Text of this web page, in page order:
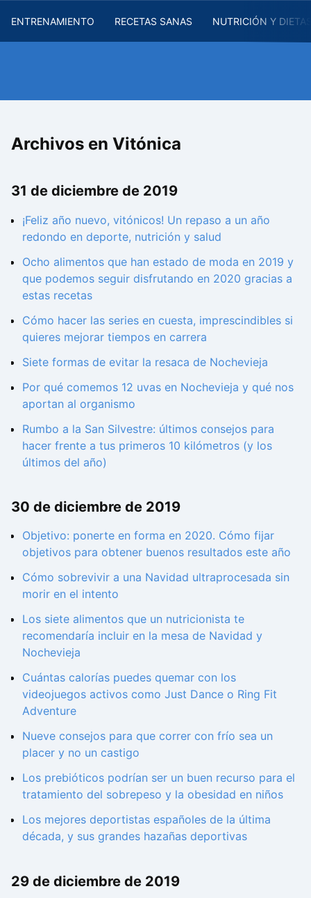
ENTRENAMIENTO RECETAS SANAS NUTRICIÓN Y
Archivos en Vitónica
31 de diciembre de 2019
¡Feliz año nuevo, vitónicos! Un repaso a un año
redondo en deporte, nutrición y salud
Ocho alimentos que han estado de moda en 2019 y
que podemos seguir disfrutando en 2020 gracias a
estas recetas
Cómo hacer las series en cuesta, imprescindibles si
quieres mejorar tiempos en carrera
Siete formas de evitar la resaca de Nochevieja
Por qué comemos 12 uvas en Nochevieja y qué nos
aportan al organismo
Rumbo a la San Silvestre: últimos consejos para
hacer frente a tus primeros 10 kilómetros (y los
últimos del año)
30 de diciembre de 2019
Objetivo: ponerte en forma en 2020. Cómo fijar
objetivos para obtener buenos resultados este año
Cómo sobrevivir a una Navidad ultraprocesada sin
morir en el intento
Los siete alimentos que un nutricionista te
recomendaría incluir en la mesa de Navidad y
Nochevieja
Cuántas calorías puedes quemar con los
videojuegos activos como Just Dance o Ring Fit
Adventure
Nueve consejos para que correr con frío sea un
placer y no un castigo
Los prebióticos podrían ser un buen recurso para el
tratamiento del sobrepeso y la obesidad en niños
Los mejores deportistas españoles de la última
década, y sus grandes hazañas deportivas
29 de diciembre de 2019